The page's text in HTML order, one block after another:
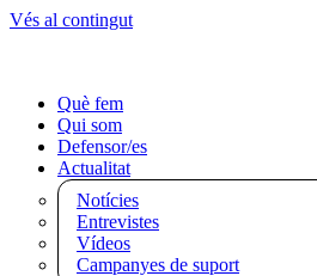
Vés al contingut
Què fem
Qui som
Defensor/es
Actualitat
Notícies
Entrevistes
Vídeos
Campanyes de suport